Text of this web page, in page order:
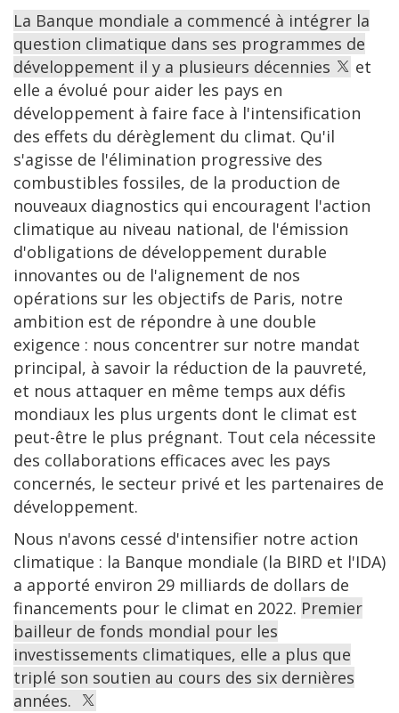
La Banque mondiale a commencé à intégrer la
question climatique dans ses programmes de
développement il y a plusieurs décennies
et
elle a évolué pour aider les pays en
développement à faire face à l'intensification
des effets du dérèglement du climat. Qu'il
s'agisse de l'élimination progressive des
combustibles fossiles, de la production de
nouveaux diagnostics qui encouragent l'action
climatique au niveau national, de l'émission
d'obligations de développement durable
innovantes ou de l'alignement de nos
opérations sur les objectifs de Paris, notre
ambition est de répondre à une double
exigence : nous concentrer sur notre mandat
principal, à savoir la réduction de la pauvreté,
et nous attaquer en même temps aux défis
mondiaux les plus urgents dont le climat est
peut-être le plus prégnant. Tout cela nécessite
des collaborations efficaces avec les pays
concernés, le secteur privé et les partenaires de
développement.
Nous n'avons cessé d'intensifier notre action
climatique : la Banque mondiale (la BIRD et l'IDA)
a apporté environ 29 milliards de dollars de
financements pour le climat en 2022. Premier
bailleur de fonds mondial pour les
investissements climatiques, elle a plus que
triplé son soutien au cours des six dernières
années.